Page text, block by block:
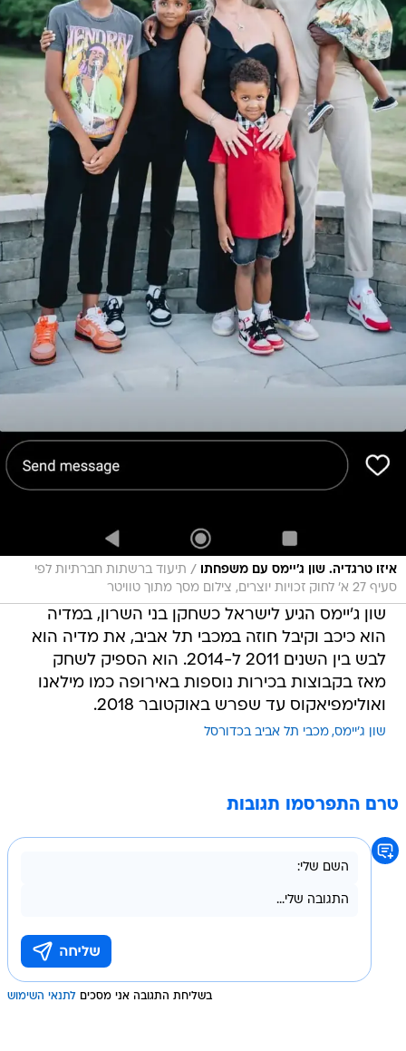
איזו טרגדיה. שון ג'יימס עם משפחתו / תיעוד ברשתות חברתיות לפי
סעיף 27 א' לחוק זכויות יוצרים, צילום מסך מתוך טוויטר
שון ג'יימס הגיע לישראל כשחקן בני השרון, במדיה
הוא כיכב וקיבל חוזה במכבי תל אביב, את מדיה הוא
לבש בין השנים 2011 ל-2014. הוא הספיק לשחק
מאז בקבוצות בכירות נוספות באירופה כמו מילאנו
ואולימפיאקוס עד שפרש באוקטובר 2018.
שון ג'יימס מכבי תל אביב בכדורסל
טרם התפרסמו תגובות
בשליחת התגובה אני מסכים לתנאי השימוש